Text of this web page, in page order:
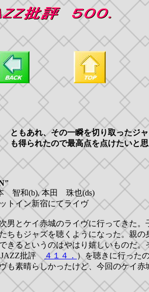
ともあれ、その一瞬を切り取ったジ
も得られたので最高点を点けたいと
智和(b), 本田 珠也(ds)
トイン新宿にてライヴ
男とケイ赤城のライヴに行ってきた
ちもジャズを聴くようになった。親
きるというのはやはり嬉しいものだ
JAZZ批評 ４１４．）を聴きに行った
も素晴らしかったけど、今回のケイ